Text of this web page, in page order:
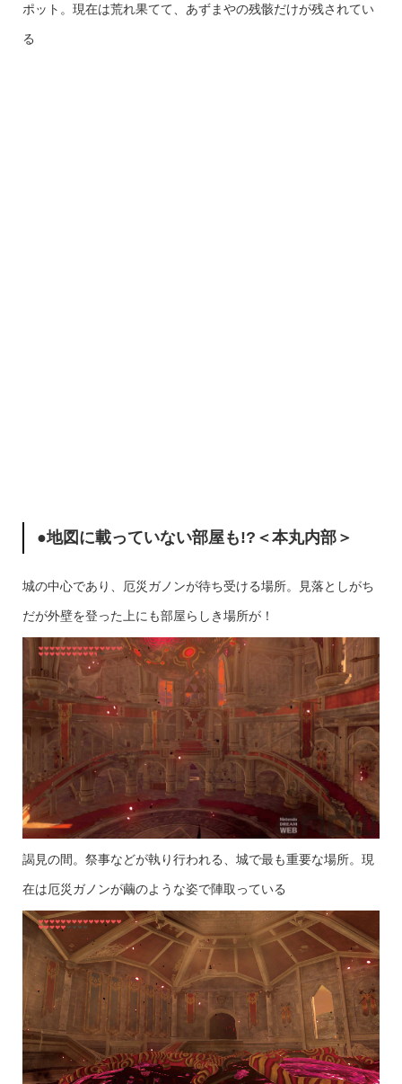
ポット。現在は荒れ果てて、あずまやの残骸だけが残されてい
る
●地図に載っていない部屋も!?＜本丸内部＞
城の中心であり、厄災ガノンが待ち受ける場所。見落としがち
だが外壁を登った上にも部屋らしき場所が！
謁見の間。祭事などが執り行われる、城で最も重要な場所。現
在は厄災ガノンが繭のような姿で陣取っている